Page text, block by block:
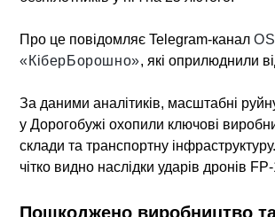
Про це повідомляє Telegram-канал
«КіберБорошно», які оприлюднили
За даними аналітиків, масштабні
у Дорогобужі охопили ключові
склади та транспортну
чітко видно наслідки ударів дронів
Пошкоджено виробництво